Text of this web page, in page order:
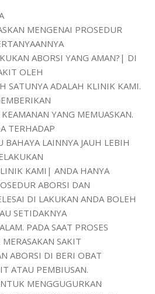
MENGENAI PROSEDUR
ABORSI YANG AMAN?| DI
OLEH
SATUNYA ADALAH KLINIK KAMI.
YANG MEMUASKAN.
TERHADAP
LAINNYA JAUH LEBIH
KAMI| ANDA HANYA
ABORSI DAN
DI LAKUKAN ANDA BOLEH
SETIDAKNYA
PADA SAAT PROSES
SAKIT
ABORSI DI BERI OBAT
ATAU PEMBIUSAN.
MENGGUGURKAN